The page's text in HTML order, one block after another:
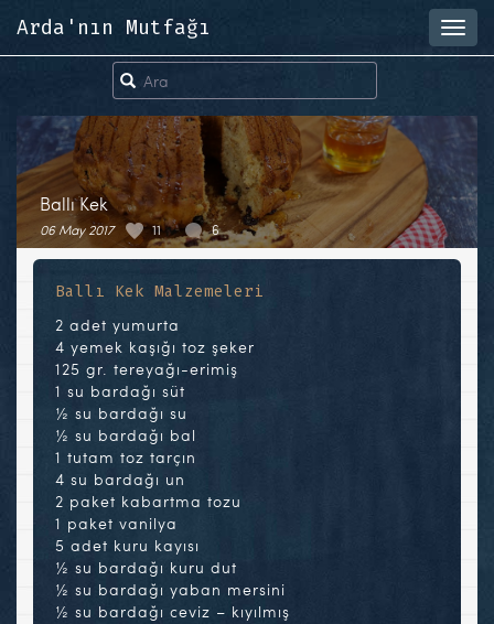
Arda'nın Mutfağı
Ballı Kek
06 May 2017 11 6
Ballı Kek Malzemeleri
2 adet yumurta
4 yemek kaşığı toz şeker
125 gr. tereyağı-erimiş
1 su bardağı süt
½ su bardağı su
½ su bardağı bal
1 tutam toz tarçın
4 su bardağı un
2 paket kabartma tozu
1 paket vanilya
5 adet kuru kayısı
½ su bardağı kuru dut
½ su bardağı yaban mersini
½ su bardağı ceviz – kıyılmış